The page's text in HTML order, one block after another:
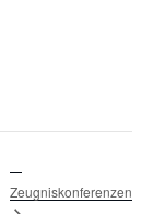
Zeugniskonferenzen